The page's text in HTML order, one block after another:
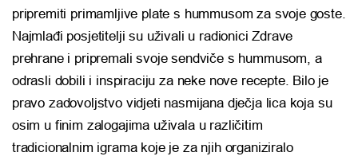
pripremiti primamljive plate s hummusom za svoje goste.
Najmlađi posjetitelji su uživali u radionici Zdrave
prehrane i pripremali svoje sendviče s hummusom, a
odrasli dobili i inspiraciju za neke nove recepte. Bilo je
pravo zadovoljstvo vidjeti nasmijana dječja lica koja su
osim u finim zalogajima uživala u različitim
tradicionalnim igrama koje je za njih organiziralo